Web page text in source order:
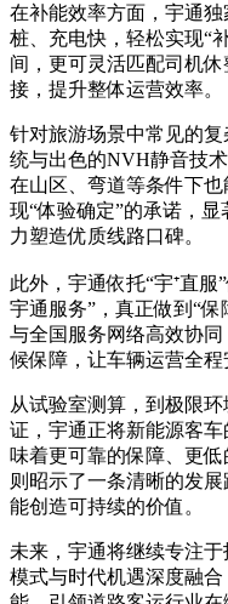
在补能效率方面，宇通
桩、充电快，轻松实现“
间，更可灵活匹配司机
接，提升整体运营效率。
针对旅游场景中常见的
统与出色的NVH静音技
在山区、弯道等条件下
现“体验确定”的承诺，
力塑造优质线路口碑。
此外，宇通依托“宇⁺直
宇通服务”，真正做到“
与全国服务网络高效协
候保障，让车辆运营全程
从试验室测算，到极限
证，宇通正将新能源客
味着更可靠的保障、更
则昭示了一条清晰的发
能创造可持续的价值。
未来，宇通将继续专注
模式与时代机遇深度融